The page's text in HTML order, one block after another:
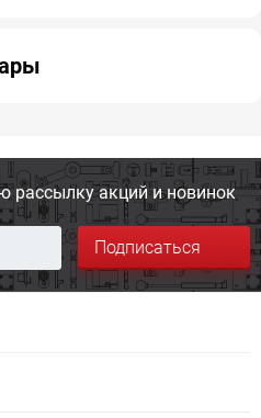
рассылку акций и новинок
Подписаться